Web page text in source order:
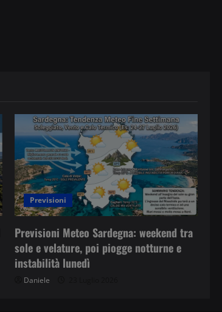
Previsioni
Previsioni Meteo Sardegna: weekend tra
sole e velature, poi piogge notturne e
instabilità lunedì
Daniele